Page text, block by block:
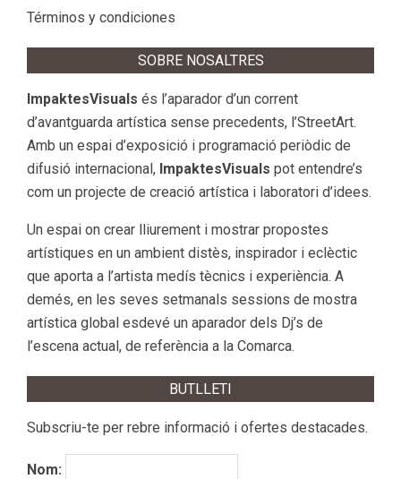
Términos y condiciones
SOBRE NOSALTRES
ImpaktesVisuals és l’aparador d’un corrent
d’avantguarda artística sense precedents, l’StreetArt.
Amb un espai d’exposició i programació periòdic de
difusió internacional, ImpaktesVisuals pot entendre’s
com un projecte de creació artística i laboratori d’idees.
Un espai on crear lliurement i mostrar propostes
artístiques en un ambient distès, inspirador i eclèctic
que aporta a l’artista medís tècnics i experiència. A
demés, en les seves setmanals sessions de mostra
artística global esdevé un aparador dels Dj’s de
l’escena actual, de referència a la Comarca.
BUTLLETI
Subscriu-te per rebre informació i ofertes destacades.
Nom: